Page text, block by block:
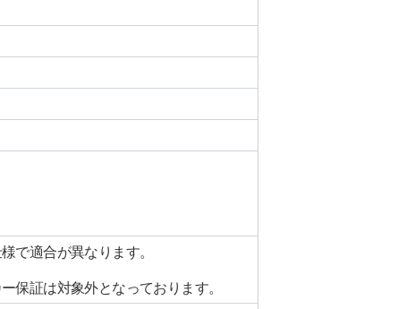
で適合が異なります。
保証は対象外となっております。